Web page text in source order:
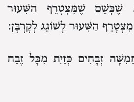
שֶׁכְּשֵׁם שֶׁמִּצְטָרֵף הַשִּׁעוּר
הַשִּׁעוּר לְשׁוֹגֵג לְקָרְבָּן:
זְבָחִים כְּזַיִת מִכָּל זֶבַח